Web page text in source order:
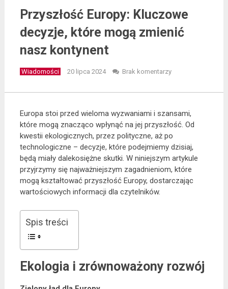
Przyszłość Europy: Kluczowe
decyzje, które mogą zmienić
nasz kontynent
Wiadomości 20 lipca 2024 Brak komentarzy
Europa stoi przed wieloma wyzwaniami i szansami,
które mogą znacząco wpłynąć na jej przyszłość. Od
kwestii ekologicznych, przez polityczne, aż po
technologiczne – decyzje, które podejmiemy dzisiaj,
będą miały dalekosiężne skutki. W niniejszym artykule
przyjrzymy się najważniejszym zagadnieniom, które
mogą kształtować przyszłość Europy, dostarczając
wartościowych informacji dla czytelników.
Spis treści
Ekologia i zrównoważony rozwój